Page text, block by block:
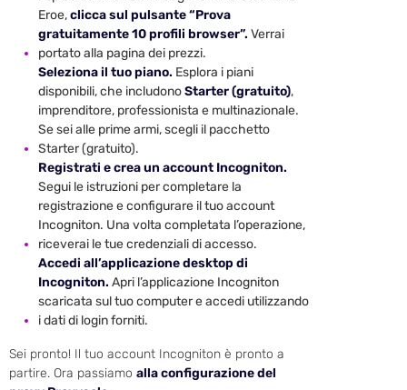
Eroe,clicca sul pulsante “Prova
gratuitamente 10 profili browser”. Verrai
portato alla pagina dei prezzi.
Seleziona il tuo piano. Esplora i piani
disponibili, che includonoStarter (gratuito),
imprenditore, professionista e multinazionale.
Se sei alle prime armi, scegli il pacchetto
Starter (gratuito).
Registrati e crea un account Incogniton.
Segui le istruzioni per completare la
registrazione e configurare il tuo account
Incogniton. Una volta completata l’operazione,
riceverai le tue credenziali di accesso.
Accedi all’applicazione desktop di
Incogniton. Apri l’applicazione Incogniton
scaricata sul tuo computer e accedi utilizzando
i dati di login forniti.
Sei pronto! Il tuo account Incogniton è pronto a
partire. Ora passiamo alla configurazione del